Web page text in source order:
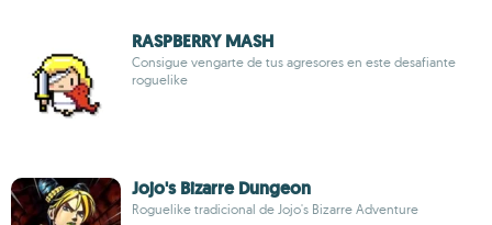
RASPBERRY MASH
Consigue vengarte de tus agresores en este desafiante
roguelike
Jojo's Bizarre Dungeon
Roguelike tradicional de Jojo's Bizarre Adventure